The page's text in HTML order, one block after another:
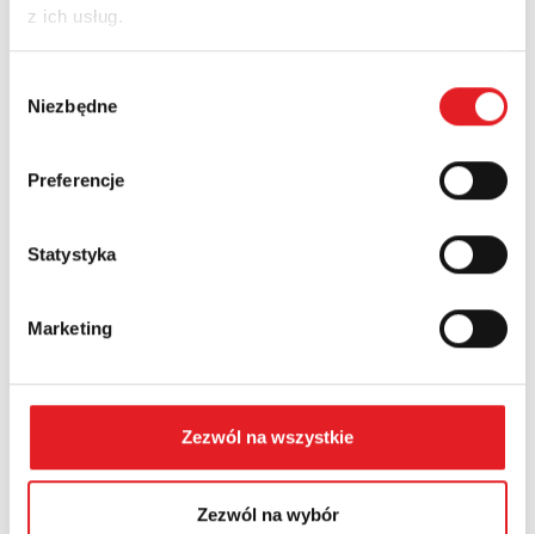
z ich usług.
zgody
Niezbędne
Preferencje
Statystyka
Marketing
Zezwól na wszystkie
Zezwól na wybór
Country:
Contents: *
I consent to the processing of my personal data by
Relpol S.A. More information on the processing of